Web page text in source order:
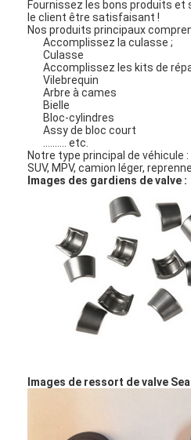
Fournissez les bons produits et
le client être satisfaisant !
Nos produits principaux
Accomplissez la culasse ;
Culasse
Accomplissez les kits de
Vilebrequin
Arbre à cames
Bielle
Bloc-cylindres
Assy de bloc court
.......... etc.
Notre type principal de véhicule :
SUV, MPV, camion léger,
Images des gardiens de valve :
Images de ressort de valve